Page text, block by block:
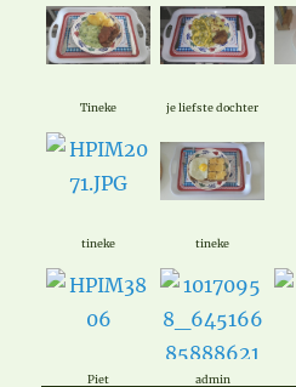
Tineke je liefste dochter
tineke tineke
Piet admin